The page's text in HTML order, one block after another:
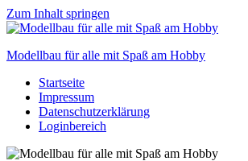
Zum Inhalt springen
Modellbau für alle mit Spaß am Hobby
Scale
modelling
to
Startseite
Impressum
Datenschutzerklärung
Loginbereich